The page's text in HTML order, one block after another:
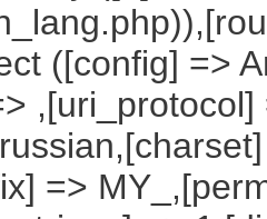
([config] =>
=>